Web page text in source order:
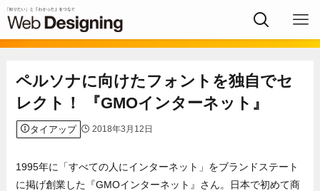
ペルソナに向けたフォントを独自でセ
レクト！ 『GMOインターネット』
タイアップ 2018年3月12日
1995年に「すべての人にインターネット」をブランドステート
に掲げ創業した『GMOインターネット』さん。日本で初めて商